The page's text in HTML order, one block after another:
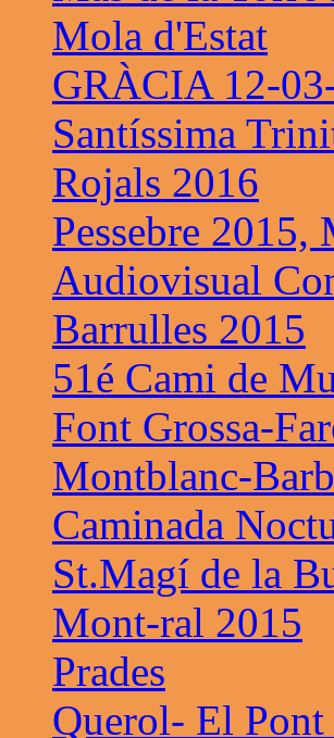
Mola d'Estat
GRÀCIA 12-
Santíssima
Rojals 2016
Pessebre 2015,
Audiovisual
Barrulles 2015
51é Cami de
Font Grossa-
Montblanc-
Caminada
St.Magí de la
Mont-ral 2015
Prades
Querol- El